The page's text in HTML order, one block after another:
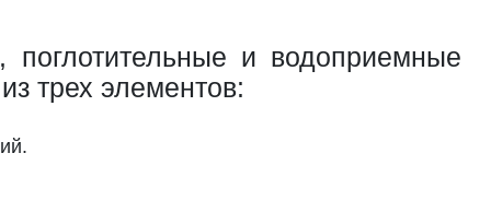
поглотительные и водоприемные
трех элементов: